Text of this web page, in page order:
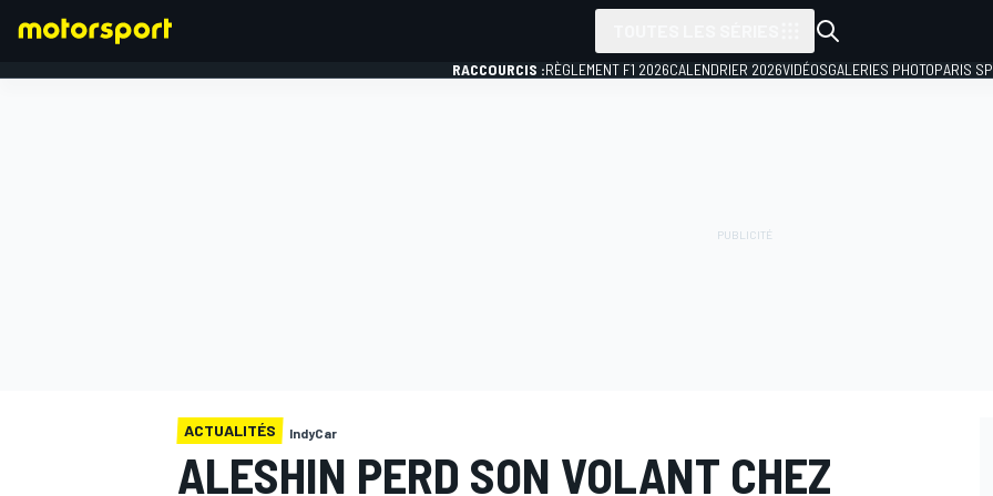
RACCOURCIS :RÈGLEMENT F1 2026CALENDRIER 2026VIDÉOSGALERIES PHOTOPARIS
ACTUALITÉS IndyCar
ALESHIN PERD SON VOLANT CHEZ